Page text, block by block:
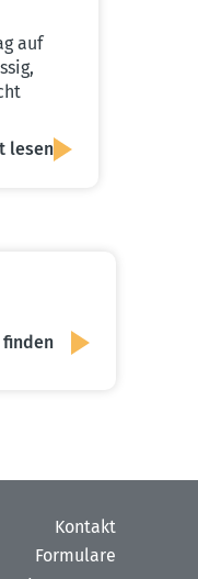
auf
lesen
Kontakt
Formulare